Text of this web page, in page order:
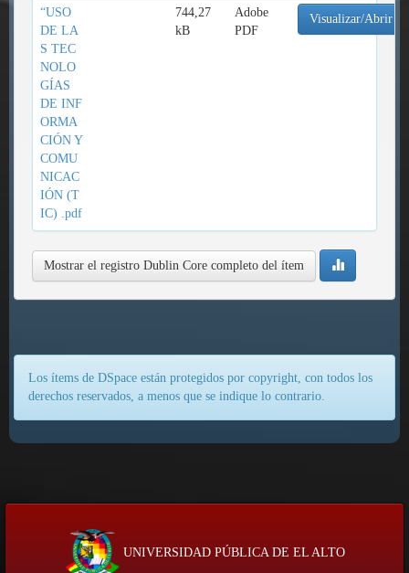
“USO
DE LA
S TEC
NOLO
GÍAS
DE INF
ORMA
CIÓN Y
COMU
NICAC
IÓN (T
IC) .pdf
744,27
kB
Adobe
PDF
Visualizar/Abrir
Mostrar el registro Dublin Core completo del ítem
Los ítems de DSpace están protegidos por copyright, con todos los
derechos reservados, a menos que se indique lo contrario.
UNIVERSIDAD PÚBLICA DE EL ALTO